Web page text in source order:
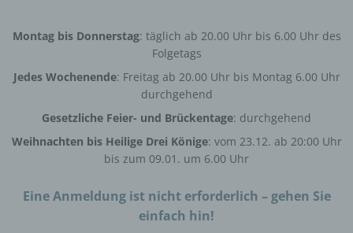
Montag bis Donnerstag: täglich ab 20.00 Uhr bis 6.00 Uhr des
Folgetags
Jedes Wochenende: Freitag ab 20.00 Uhr bis Montag 6.00 Uhr
durchgehend
Gesetzliche Feier- und Brückentage: durchgehend
Weihnachten bis Heilige Drei Könige: vom 23.12. ab 20:00 Uhr
bis zum 09.01. um 6.00 Uhr
Eine Anmeldung ist nicht erforderlich – gehen Sie
einfach hin!
identifiziert werden kann.
b) betroffene Person
Betroffene Person ist jede identifizierte oder
identifizierbare natürliche Person, deren
personenbezogene Daten von dem für die
Verarbeitung Verantwortlichen verarbeitet werden.
c) Verarbeitung